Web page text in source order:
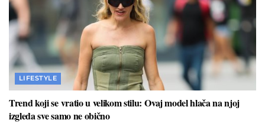
LIFESTYLE
Trend koji se vratio u velikom stilu: Ovaj model hlača na njoj
izgleda sve samo ne obično